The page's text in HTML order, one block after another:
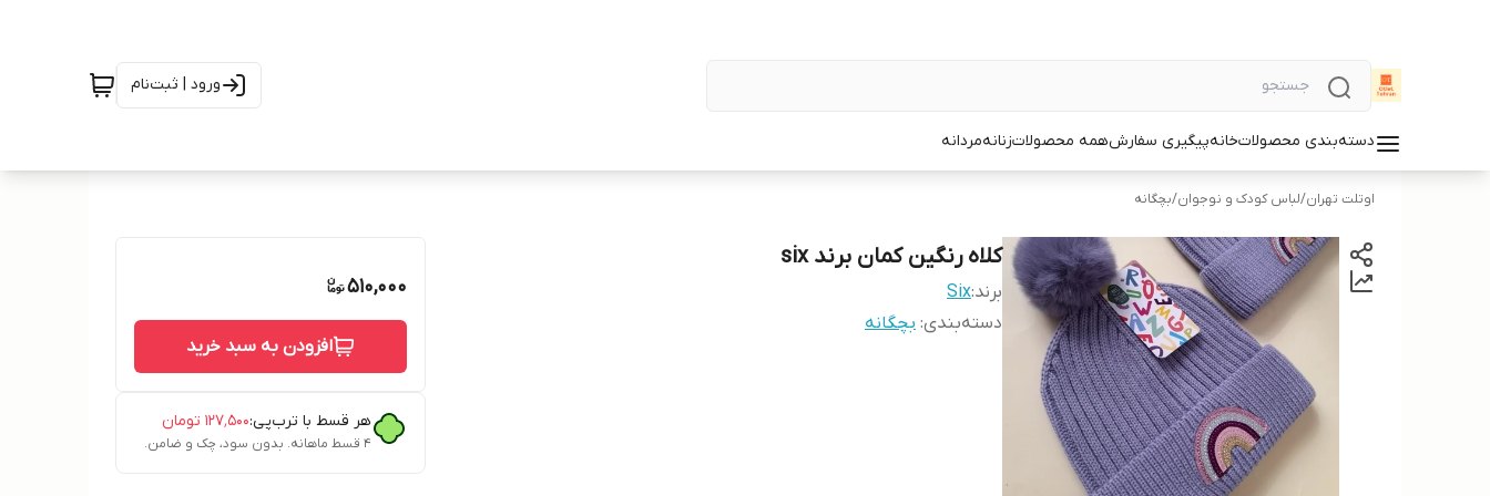
ورود | ثبت‌نام
دسته‌بندی محصولاتخانهپیگیری سفارشهمه محصولاتزنانهمردانه
اوتلت تهران/لباس کودک و نوجوان/بچگانه
کلاه رنگین کمان برند six
برند:Six
دسته‌بندی: بچگانه
510,000
افزودن به سبد خرید
هر قسط با ترب‌پی:۱۲۷٬۵۰۰ تومان
۴ قسط ماهانه. بدون سود، چک و ضامن.